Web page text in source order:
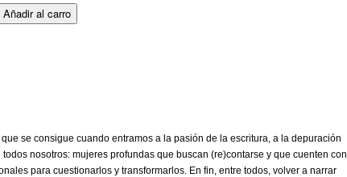
se consigue cuando entramos a la pasión de la escritura, a la depuración
nosotros: mujeres profundas que buscan (re)contarse y que cuenten con
para cuestionarlos y transformarlos. En fin, entre todos, volver a narrar